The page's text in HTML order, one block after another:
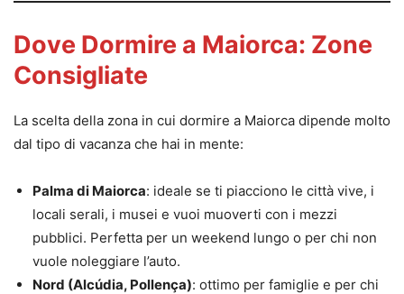
Dove Dormire a Maiorca: Zone
Consigliate
La scelta della zona in cui dormire a Maiorca dipende molto
dal tipo di vacanza che hai in mente:
Palma di Maiorca: ideale se ti piacciono le città vive, i
locali serali, i musei e vuoi muoverti con i mezzi
pubblici. Perfetta per un weekend lungo o per chi non
vuole noleggiare l’auto.
Nord (Alcúdia, Pollença): ottimo per famiglie e per chi